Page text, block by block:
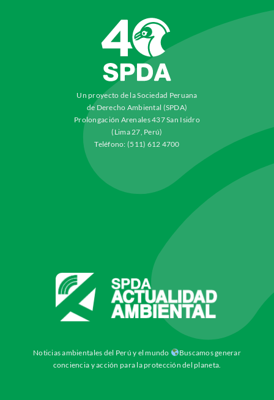
Un proyecto de la Sociedad Peruana
de Derecho Ambiental (SPDA)
Prolongación Arenales 437 San Isidro
(Lima 27, Perú)
Teléfono: (511) 612 4700
Noticias ambientales del Perú y el mundo
Buscamos generar
conciencia y acción para la protección del planeta.